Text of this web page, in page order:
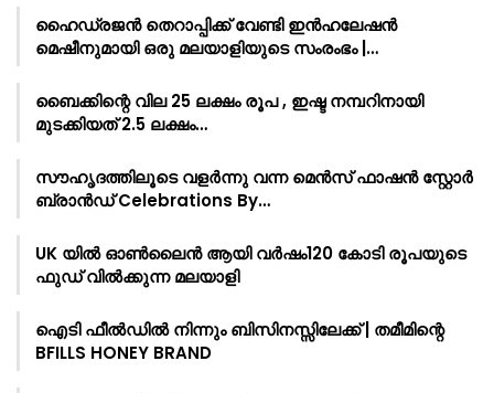
ഹൈഡ്രജൻ തെറാപ്പിക്ക് വേണ്ടി ഇൻഹലേഷൻ
മെഷീനുമായി ഒരു മലയാളിയുടെ സംരംഭം |…
ബൈക്കിന്റെ വില 25 ലക്ഷം രൂപ , ഇഷ്ട നമ്പറിനായി
മുടക്കിയത് 2.5 ലക്ഷം…
സൗഹൃദത്തിലൂടെ വളർന്നു വന്ന മെൻസ് ഫാഷൻ സ്റ്റോർ
ബ്രാൻഡ് Celebrations By…
UK യിൽ ഓൺലൈൻ ആയി വർഷം120 കോടി രൂപയുടെ
ഫുഡ് വിൽക്കുന്ന മലയാളി
ഐടി ഫീൽഡിൽ നിന്നും ബിസിനസ്സിലേക്ക് | തമീമിന്റെ
BFILLS HONEY BRAND